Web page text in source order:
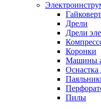
Дрели
Дрели
Коронки
Машины
Оснастка
Пилы